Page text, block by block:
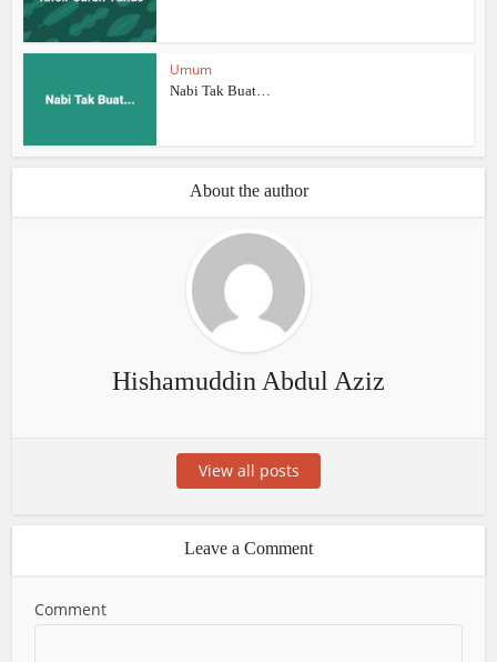
Umum
Nabi Tak Buat…
About the author
Hishamuddin Abdul Aziz
View all posts
Leave a Comment
Comment